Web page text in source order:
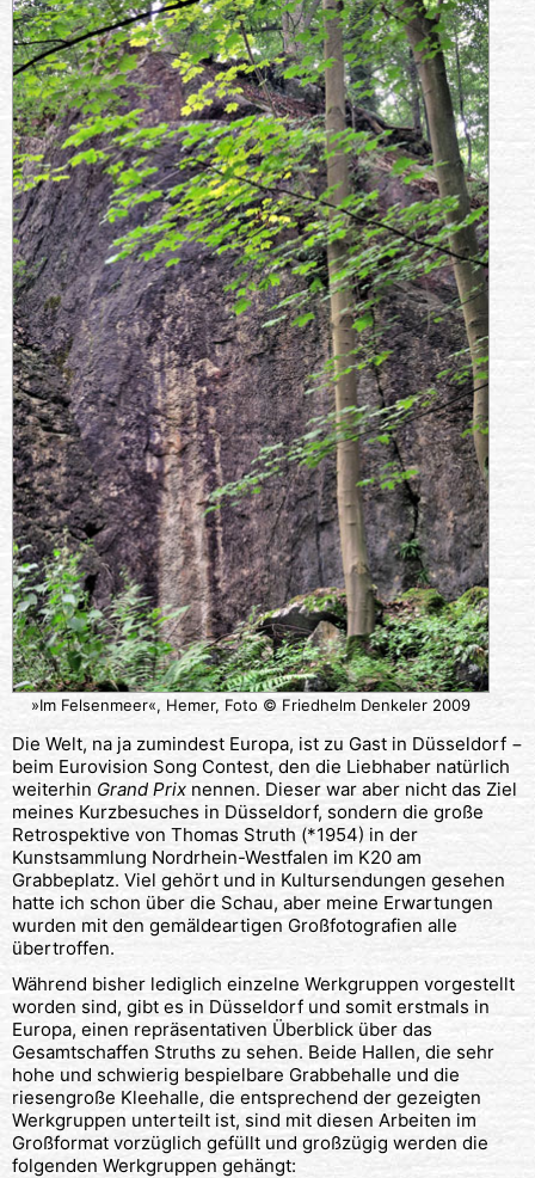
»Im Felsenmeer«, Hemer, Foto © Friedhelm Denkeler 2009
Die Welt, na ja zumindest Europa, ist zu Gast in Düsseldorf −
beim Eurovision Song Contest, den die Liebhaber natürlich
weiterhin Grand Prix nennen. Dieser war aber nicht das Ziel
meines Kurzbesuches in Düsseldorf, sondern die große
Retrospektive von Thomas Struth (*1954) in der
Kunstsammlung Nordrhein-Westfalen im K20 am
Grabbeplatz. Viel gehört und in Kultursendungen gesehen
hatte ich schon über die Schau, aber meine Erwartungen
wurden mit den gemäldeartigen Großfotografien alle
übertroffen.
Während bisher lediglich einzelne Werkgruppen vorgestellt
worden sind, gibt es in Düsseldorf und somit erstmals in
Europa, einen repräsentativen Überblick über das
Gesamtschaffen Struths zu sehen. Beide Hallen, die sehr
hohe und schwierig bespielbare Grabbehalle und die
riesengroße Kleehalle, die entsprechend der gezeigten
Werkgruppen unterteilt ist, sind mit diesen Arbeiten im
Großformat vorzüglich gefüllt und großzügig werden die
folgenden Werkgruppen gehängt: